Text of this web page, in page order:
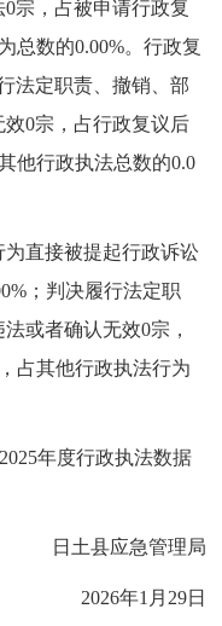
宗，占被申请行政复
总数的0.00%。行政复
法定职责、撤销、部
0宗，占行政复议后
他行政执法总数的0.0
为直接被提起行政诉讼
；判决履行法定职
或者确认无效0宗，
占其他行政执法行为
年度行政执法数据
日土县应急管理局
2026年1月29日